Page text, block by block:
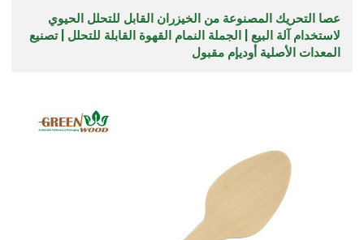
عصا التحريك المصنوعة من الخيزران القابل للتحلل الحيوي
لاستخدام آلة البيع | الجملة النمام القهوة القابلة للتحلل | تصنيع
المعدات الأصلية أوديإم مقبول